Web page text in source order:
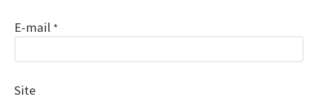
E-mail *
Site